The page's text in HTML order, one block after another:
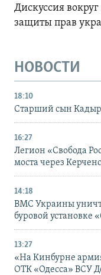
Дискуссия
защиты прав
НОВОСТИ
18:10
Старший сын
16:27
Легион «Свобода
моста через
14:18
ВМС Украины
буровой установке
13:27
«На Кинбурне
ОТК «Одесса» ВСУ